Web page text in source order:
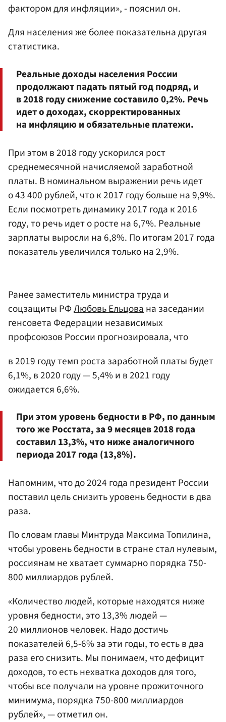
фактором для инфляции», - пояснил он.
Для населения же более показательна другая
статистика.
Реальные доходы населения России
продолжают падать пятый год подряд, и
в 2018 году снижение составило 0,2%. Речь
идет о доходах, скорректированных
на инфляцию и обязательные платежи.
При этом в 2018 году ускорился рост
среднемесячной начисляемой заработной
платы. В номинальном выражении речь идет
о 43 400 рублей, что к 2017 году больше на 9,9%.
Если посмотреть динамику 2017 года к 2016
году, то речь идет о росте на 6,7%. Реальные
зарплаты выросли на 6,8%. По итогам 2017 года
показатель увеличился только на 2,9%.
Ранее заместитель министра труда и
соцзащиты РФЛюбовь Ельцована заседании
генсовета Федерации независимых
профсоюзов России прогнозировала, что
в 2019 году темп роста заработной платы будет
6,1%, в 2020 году — 5,4% и в 2021 году
ожидается 6,6%.
При этом уровень бедности в РФ, по данным
того же Росстата, за 9 месяцев 2018 года
составил 13,3%, что ниже аналогичного
периода 2017 года (13,8%).
Напомним, что до 2024 года президент России
поставил цель снизить уровень бедности в два
раза.
По словам главы Минтруда Максима Топилина,
чтобы уровень бедности в стране стал нулевым,
россиянам не хватает суммарно порядка 750-
800 миллиардов рублей.
«Количество людей, которые находятся ниже
уровня бедности, это 13,3% людей —
20 миллионов человек. Надо достичь
показателей 6,5-6% за эти годы, то есть в два
раза его снизить. Мы понимаем, что дефицит
доходов, то есть нехватка доходов для того,
чтобы все получали на уровне прожиточного
минимума, порядка 750-800 миллиардов
рублей», — отметил он.